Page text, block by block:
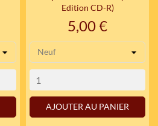
Edition CD-R)
Prix
5,00 €
AJOUTER AU PANIER